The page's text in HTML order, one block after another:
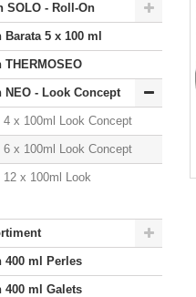
SOLO - Roll-On
5 x 100 ml
NEO - Look Concept
4 x 100ml Look Concept
6 x 100ml Look Concept
12 x 100ml Look
400 ml Perles
400 ml Galets